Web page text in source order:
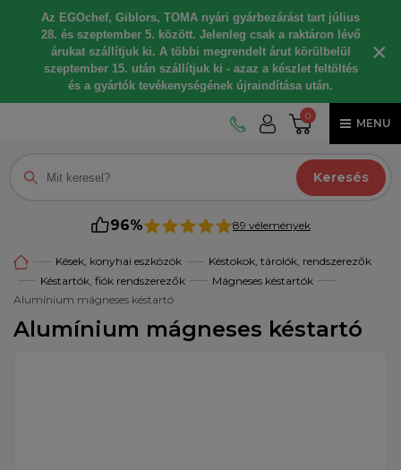
Az EGOchef, Giblors, TOMA nyári gyárbezárást tart július
28. és szeptember 5. között. Jelenleg csak a raktáron lévő
árukat szállítjuk ki. A többi megrendelt árut körülbelül
szeptember 15. után szállítjuk ki - azaz a készlet feltöltés
és a gyártók tevékenységének újraindítása után.
×
0
MENU
Keresés
96% 89 vélemények
Kések, konyhai eszközök
Késtokok, tárolók, rendszerezők
Késtartók, fiók rendszerezők
Mágneses késtartók
Alumínium mágneses késtartó
Alumínium mágneses késtartó